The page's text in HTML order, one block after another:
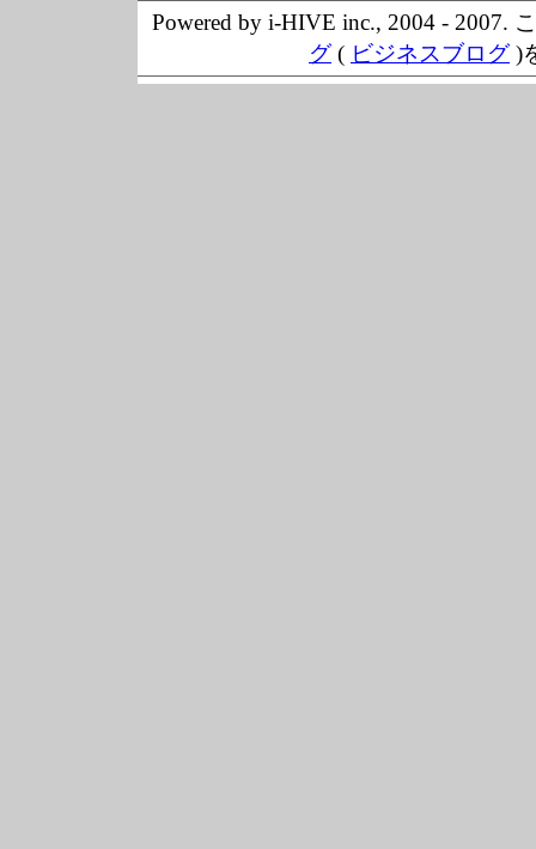
Powered by i-HIVE inc., 2004 - 2007.
グ( ビジネスブログ)